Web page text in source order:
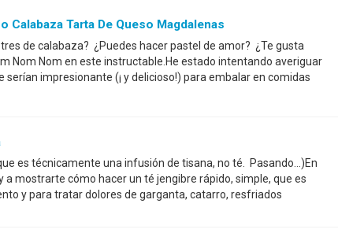
Calabaza Tarta De Queso Magdalenas
de calabaza? ¿Puedes hacer pastel de amor? ¿Te gusta
Nom Nom en este instructable.He estado intentando averiguar
serían impresionante (¡ y delicioso!) para embalar en comidas
es técnicamente una infusión de tisana, no té. Pasando...)En
a mostrarte cómo hacer un té jengibre rápido, simple, que es
y para tratar dolores de garganta, catarro, resfriados